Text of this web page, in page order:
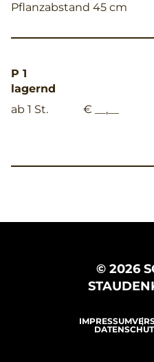
Pflanzabstand 45 cm
P 1
lagernd
ab 1 St.
€ __,__
© 2026
IMPRESSUM